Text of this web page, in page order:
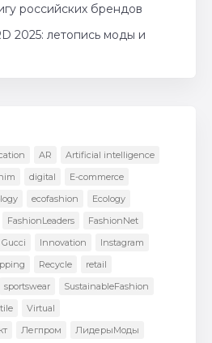
российских брендов
2025: летопись моды и
AR
Artificial intelligence
digital
E-commerce
ecofashion
Ecology
FashionLeaders
FashionNet
Gucci Innovation
Instagram
Recycle
retail
sportswear
SustainableFashion
Virtual
Легпром
ЛидерыМоды